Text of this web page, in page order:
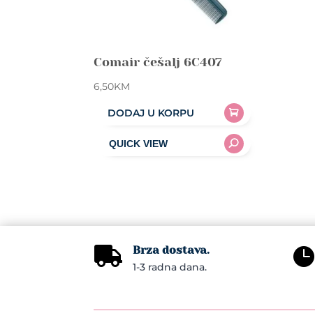
Comair češalj 6C407
6,50KM
DODAJ U KORPU
 Brza dostava.
1-3 radna dana. 